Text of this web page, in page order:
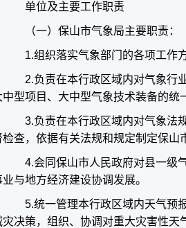
单位及主要工作职责
（一）保山市气象局主要职责：
1.组织落实气象部门的各项工作方
2.负责在本行政区域内对气象行业
中型项目、大中型气象技术装备的统
3.负责在本行政区域内对气象法规
检查，依据有关法规和规定制定保山
4.会同保山市人民政府对县一级气
业与地方经济建设协调发展。
5.统一管理本行政区域内天气预报
灾决策，组织、协调对重大灾害性